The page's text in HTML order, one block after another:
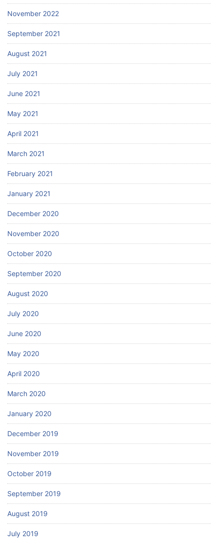
November 2022
September 2021
August 2021
July 2021
June 2021
May 2021
April 2021
March 2021
February 2021
January 2021
December 2020
November 2020
October 2020
September 2020
August 2020
July 2020
June 2020
May 2020
April 2020
March 2020
January 2020
December 2019
November 2019
October 2019
September 2019
August 2019
July 2019